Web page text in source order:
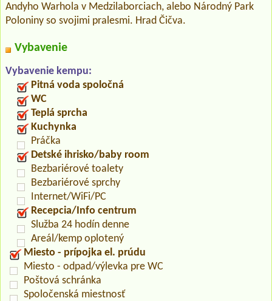
Andyho Warhola v Medzilaborciach, alebo Národný Park
Poloniny so svojimi pralesmi. Hrad Čičva.
Vybavenie
Vybavenie kempu:
Pitná voda spoločná
WC
Teplá sprcha
Kuchynka
Práčka
Detské ihrisko/baby room
Bezbariérové toalety
Bezbariérové sprchy
Internet/WiFi/PC
Recepcia/Info centrum
Služba 24 hodín denne
Areál/kemp oplotený
Miesto - prípojka el. prúdu
Miesto - odpad/výlevka pre WC
Poštová schránka
Spoločenská miestnosť